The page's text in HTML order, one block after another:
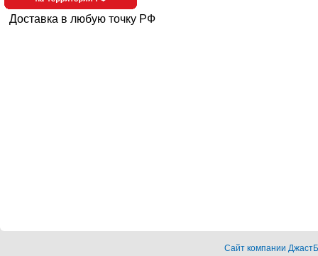
Доставка в любую точку РФ
Cайт компании